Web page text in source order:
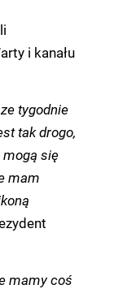
i kanału
tygodnie
tak drogo,
mogą się
mam
mamy coś